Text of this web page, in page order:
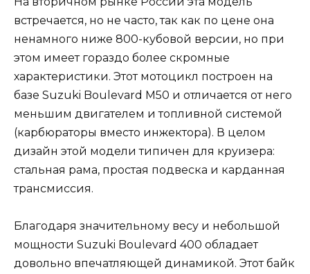
встречается, но не часто, так как по цене она
ненамного ниже 800-кубовой версии, но при
этом имеет гораздо более скромные
характеристики. Этот мотоцикл построен на
базе Suzuki Boulevard M50 и отличается от него
меньшим двигателем и топливной системой
(карбюраторы вместо инжектора). В целом
дизайн этой модели типичен для круизера:
стальная рама, простая подвеска и карданная
трансмиссия.
Благодаря значительному весу и небольшой
мощности Suzuki Boulevard 400 обладает
довольно впечатляющей динамикой. Этот байк